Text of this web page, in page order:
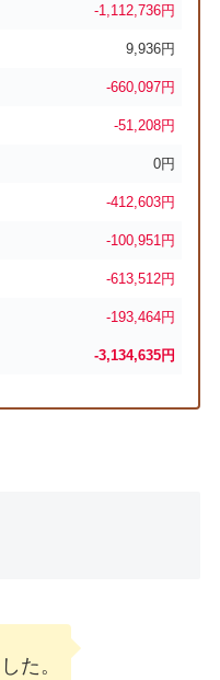
-1,112,736円
9,936円
-660,097円
-51,208円
0円
-412,603円
-100,951円
-613,512円
-193,464円
-3,134,635円
た。